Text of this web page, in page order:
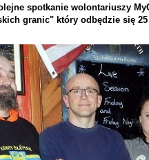
spotkanie wolontariuszy
granic" który odbędzie się